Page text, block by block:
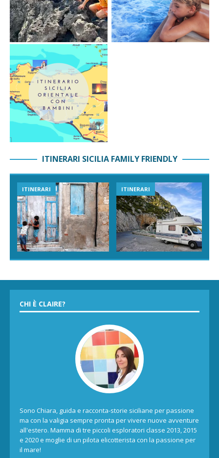
ITINERARI SICILIA FAMILY FRIENDLY
ITINERARI ITINERARI
CHI È CLAIRE?
Sono Chiara, guida e racconta-storie siciliane per passione
ma con la valigia sempre pronta per vivere nuove avventure
all'estero. Mamma di tre piccoli esploratori classe 2013, 2015
e 2020 e moglie di un pilota elicotterista con la passione per
il mare!